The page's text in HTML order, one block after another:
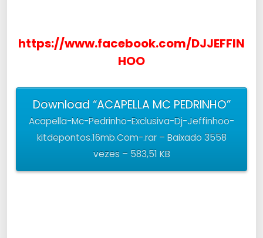
https://www.facebook.com/DJJEFFIN
HOO
Download “ACAPELLA MC PEDRINHO”
Acapella-Mc-Pedrinho-Exclusiva-Dj-Jeffinhoo-
kitdepontos.16mb.Com-.rar – Baixado 3558
vezes – 583,51 KB